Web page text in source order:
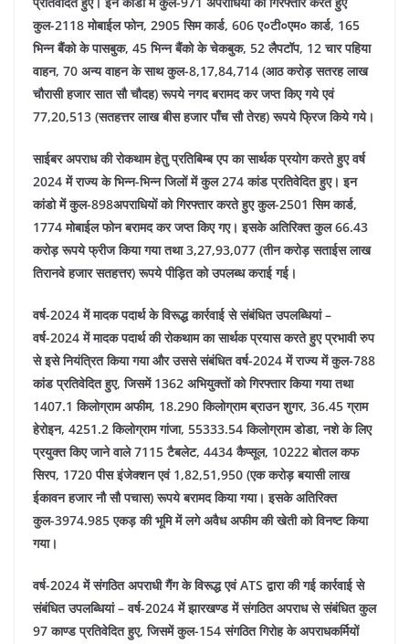
कुल-2118 मोबाईल फोन, 2905 सिम कार्ड, 606 ए०टी०एम० कार्ड, 165
भिन्न बैंको के पासबुक, 45 भिन्न बैंको के चेकबुक, 52 लैपटॉप, 12 चार पहिया
वाहन, 70 अन्य वाहन के साथ कुल-8,17,84,714 (आठ करोड़ सतरह लाख
चौरासी हजार सात सौ चौदह) रूपये नगद बरामद कर जप्त किए गये एवं
77,20,513 (सतहत्तर लाख बीस हजार पाँच सौ तेरह) रूपये फ्रिज किये गये।
साईबर अपराध की रोकथाम हेतु प्रतिबिम्ब एप का सार्थक प्रयोग करते हुए वर्ष
2024 में राज्य के भिन्न-भिन्न जिलों में कुल 274 कांड प्रतिवेदित हुए। इन
कांडो में कुल-898अपराधियों को गिरफ्तार करते हुए कुल-2501 सिम कार्ड,
1774 मोबाईल फोन बरामद कर जप्त किए गए। इसके अतिरिक्त कुल 66.43
करोड़ रूपये फ्रीज किया गया तथा 3,27,93,077 (तीन करोड़ सताईस लाख
तिरानवे हजार सतहत्तर) रूपये पीड़ित को उपलब्ध कराई गई।
वर्ष-2024 में मादक पदार्थ के विरूद्ध कार्रवाई से संबंधित उपलब्धियां –
वर्ष-2024 में मादक पदार्थ की रोकथाम का सार्थक प्रयास करते हुए प्रभावी रुप
से इसे नियंत्रित किया गया और उससे संबंधित वर्ष-2024 में राज्य में कुल-788
कांड प्रतिवेदित हुए, जिसमें 1362 अभियुक्तों को गिरफ्तार किया गया तथा
1407.1 किलोग्राम अफीम, 18.290 किलोग्राम ब्राउन शुगर, 36.45 ग्राम
हेरोइन, 4251.2 किलोग्राम गांजा, 55333.54 किलोग्राम डोडा, नशे के लिए
प्रयुक्त किए जाने वाले 7115 टैबलेट, 4434 कैप्सूल, 10222 बोतल कफ
सिरप, 1720 पीस इंजेक्शन एवं 1,82,51,950 (एक करोड़ बयासी लाख
ईकावन हजार नौ सौ पचास) रूपये बरामद किया गया। इसके अतिरिक्त
कुल-3974.985 एकड़ की भूमि में लगे अवैध अफीम की खेती को विनष्ट किया
गया।
वर्ष-2024 में संगठित अपराधी गैंग के विरूद्ध एवं ATS द्वारा की गई कार्रवाई से
संबंधित उपलब्धियां –वर्ष-2024 में झारखण्ड में संगठित अपराध से संबंधित कुल
97 काण्ड प्रतिवेदित हुए, जिसमें कुल-154 संगठित गिरोह के अपराधकर्मियों